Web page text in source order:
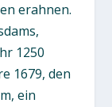
erahnen.
1250
1679, den
ein